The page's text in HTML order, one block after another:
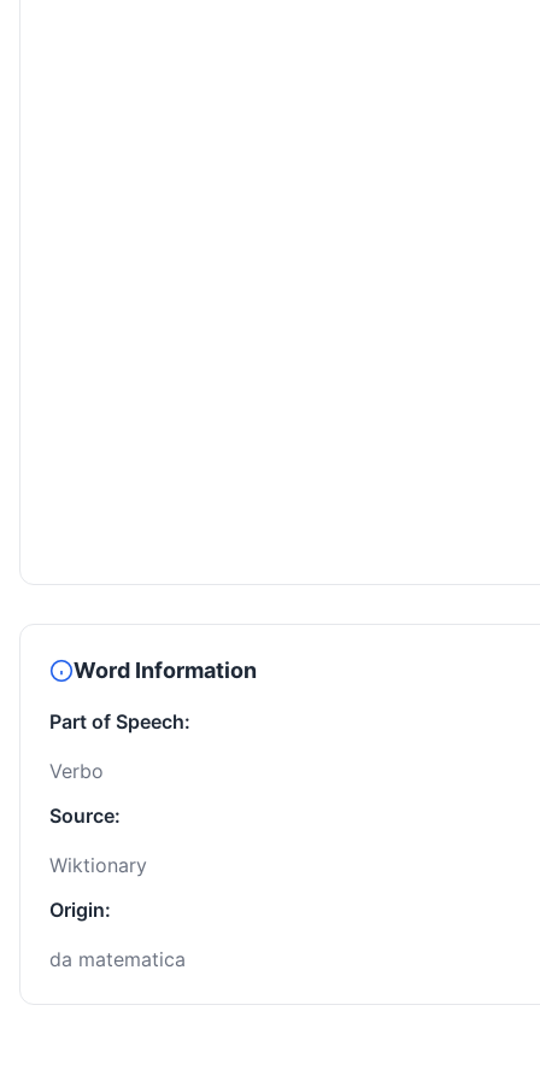
Word Information
Part of Speech:
Verbo
Source:
Wiktionary
Origin:
da matematica